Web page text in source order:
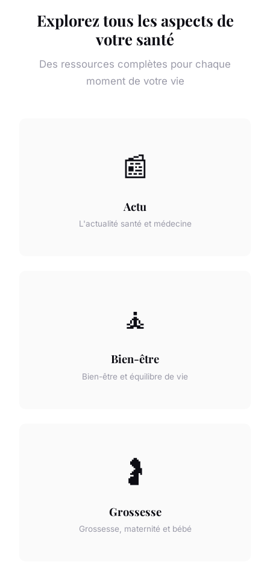
Explorez tous les aspects de
votre santé
Des ressources complètes pour chaque
moment de votre vie
📰
Actu
L'actualité santé et médecine
🧘
Bien-être
Bien-être et équilibre de vie
🤰
Grossesse
Grossesse, maternité et bébé